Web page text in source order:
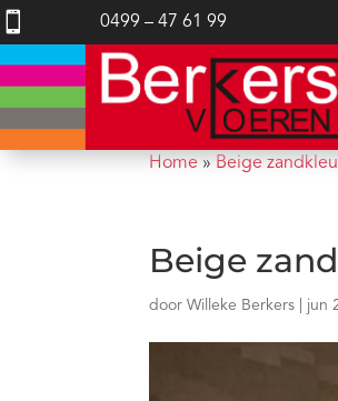
 0499 – 47 61 99
Home » Beige
Beige
doorWilleke Berkers jun